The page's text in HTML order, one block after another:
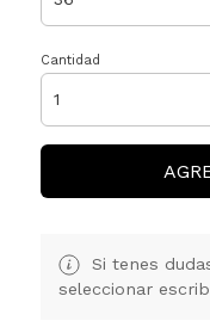
Cantidad
Si tenes
seleccionar